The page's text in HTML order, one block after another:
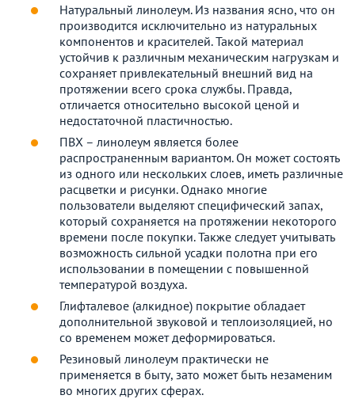
Натуральный линолеум. Из названия ясно, что он
производится исключительно из натуральных
компонентов и красителей. Такой материал
устойчив к различным механическим нагрузкам и
сохраняет привлекательный внешний вид на
протяжении всего срока службы. Правда,
отличается относительно высокой ценой и
недостаточной пластичностью.
ПВХ – линолеум является более
распространенным вариантом. Он может состоять
из одного или нескольких слоев, иметь различные
расцветки и рисунки. Однако многие
пользователи выделяют специфический запах,
который сохраняется на протяжении некоторого
времени после покупки. Также следует учитывать
возможность сильной усадки полотна при его
использовании в помещении с повышенной
температурой воздуха.
Глифталевое (алкидное) покрытие обладает
дополнительной звуковой и теплоизоляцией, но
со временем может деформироваться.
Резиновый линолеум практически не
применяется в быту, зато может быть незаменим
во многих других сферах.